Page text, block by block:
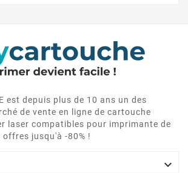
est depuis plus de 10 ans un des
de vente en ligne de cartouche
laser compatibles pour imprimante de
offres jusqu'à -80% !
